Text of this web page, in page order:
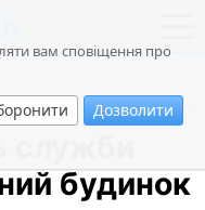
вам сповіщення про
Дозволити
служби
будинок